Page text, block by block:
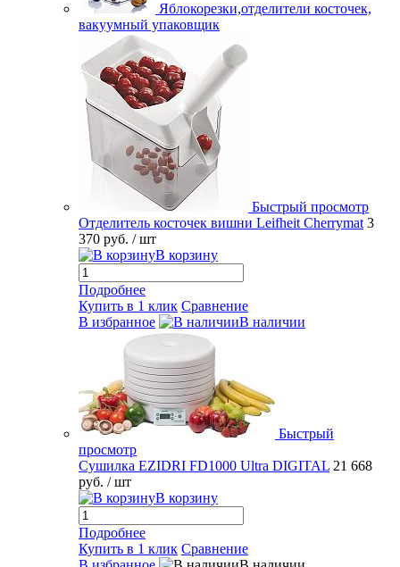
Яблокорезки,отделители косточек,
вакуумный упаковщик
Быстрый просмотр
Отделитель косточек вишни Leifheit Cherrymat 3
370 руб. / шт
В корзину
Подробнее
Купить в 1 клик Сравнение
В избранное
В наличии
Быстрый
просмотр
Сушилка EZIDRI FD1000 Ultra DIGITAL 21 668
руб. / шт
В корзину
Подробнее
Купить в 1 клик Сравнение